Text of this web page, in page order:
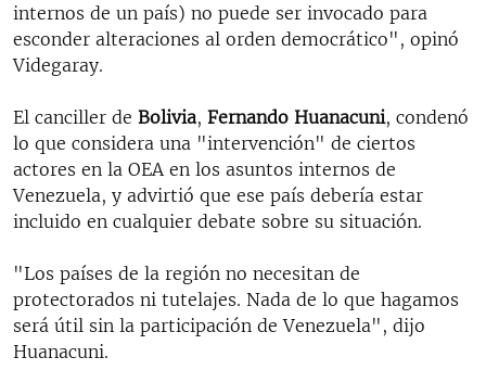
internos de un país) no puede ser invocado para
esconder alteraciones al orden democrático", opinó
Videgaray.
El canciller de Bolivia, Fernando Huanacuni, condenó
lo que considera una "intervención" de ciertos
actores en la OEA en los asuntos internos de
Venezuela, y advirtió que ese país debería estar
incluido en cualquier debate sobre su situación.
"Los países de la región no necesitan de
protectorados ni tutelajes. Nada de lo que hagamos
será útil sin la participación de Venezuela", dijo
Huanacuni.